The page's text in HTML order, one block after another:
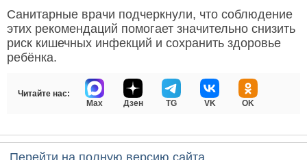
Санитарные врачи подчеркнули, что соблюдение
этих рекомендаций помогает значительно снизить
риск кишечных инфекций и сохранить здоровье
ребёнка.
Читайте нас:
Max
Дзен TG VK OK